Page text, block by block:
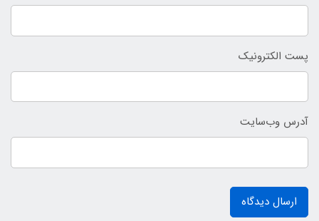
پست الکترونیک
آدرس وب‌سایت
ارسال دیدگاه